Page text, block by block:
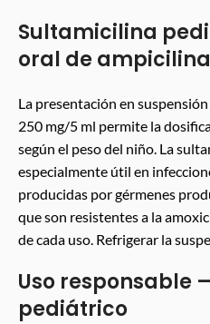
Sultamicilina
oral de
La presentación en
250 mg/5 ml permite la
según el peso del niño. La
especialmente útil en
producidas por gérmenes
que son resistentes a la
de cada uso. Refrigerar la
Uso responsable
pediátrico